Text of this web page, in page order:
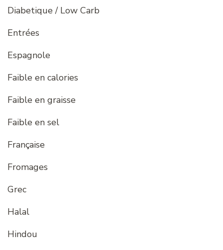
Diabetique / Low Carb
Entrées
Espagnole
Faible en calories
Faible en graisse
Faible en sel
Française
Fromages
Grec
Halal
Hindou